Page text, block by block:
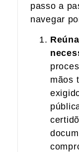
passo a
navegar
mãos